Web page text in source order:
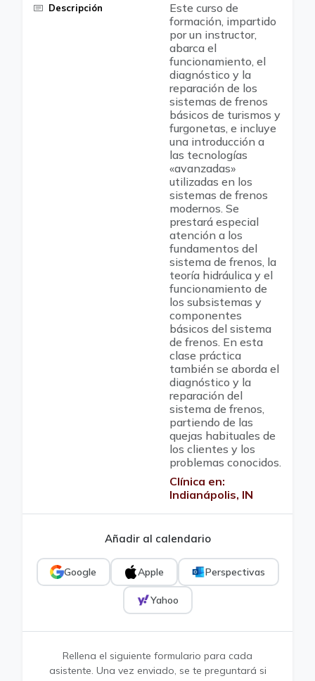
Descripción
Este curso de
formación, impartido
por un instructor,
abarca el
funcionamiento, el
diagnóstico y la
reparación de los
sistemas de frenos
básicos de turismos y
furgonetas, e incluye
una introducción a
las tecnologías
«avanzadas»
utilizadas en los
sistemas de frenos
modernos. Se
prestará especial
atención a los
fundamentos del
sistema de frenos, la
teoría hidráulica y el
funcionamiento de
los subsistemas y
componentes
básicos del sistema
de frenos. En esta
clase práctica
también se aborda el
diagnóstico y la
reparación del
sistema de frenos,
partiendo de las
quejas habituales de
los clientes y los
problemas conocidos.
Clínica en:
Indianápolis, IN
Añadir al calendario
Google Apple Perspectivas
Yahoo
Rellena el siguiente formulario para cada
asistente. Una vez enviado, se te preguntará si